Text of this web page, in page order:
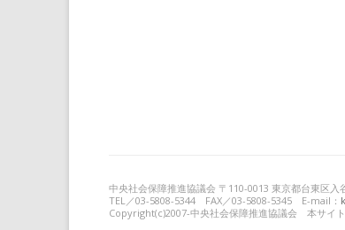
中央社会保障推進協議会 〒110-0013 東京都台東区
TEL／03-5808-5344 FAX／03-5808-5345 E-mail：
Copyright(c)2007-中央社会保障推進協議会 本サイト